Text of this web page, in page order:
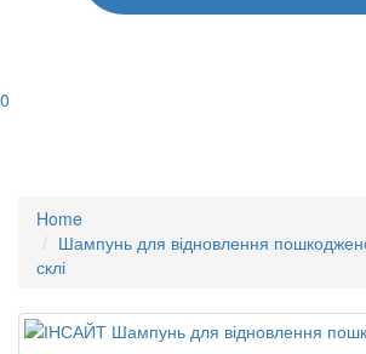
0
Home
Шампунь для відновлення
склі